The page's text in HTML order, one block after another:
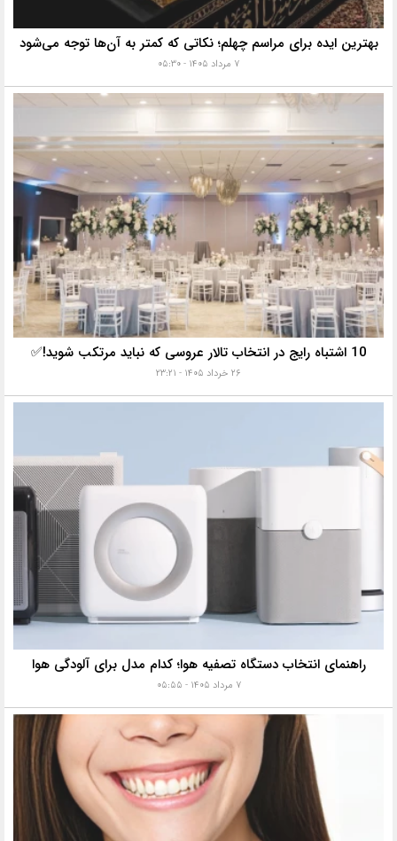
بهترین ایده برای مراسم چهلم؛ نکاتی که کمتر به آن‌ها توجه می‌شود
۷ مرداد ۱۴۰۵ - ۰۵:۳۰
10 اشتباه رایج در انتخاب تالار عروسی که نباید مرتکب شوید!✅
۲۶ خرداد ۱۴۰۵ - ۲۳:۲۱
راهنمای انتخاب دستگاه تصفیه هوا؛ کدام مدل برای آلودگی هوا
۷ مرداد ۱۴۰۵ - ۰۵:۵۵